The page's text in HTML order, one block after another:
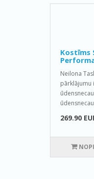
Kostīms
Neilona
pārklājumu
269.90